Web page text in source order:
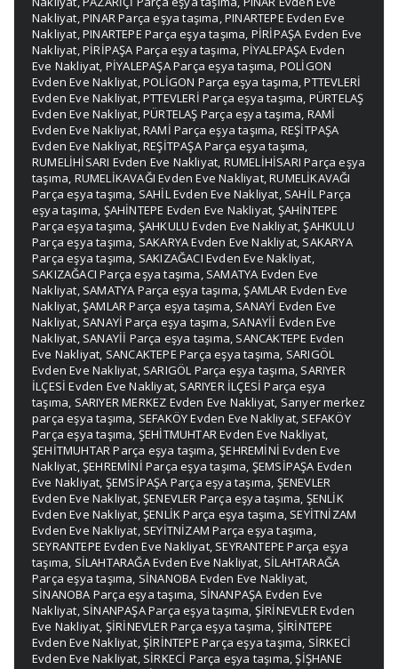
Nakliyat,PINAR Parça eşya taşıma,PINARTEPE Evden Eve
Nakliyat,PINARTEPE Parça eşya taşıma, PİRİPAŞA Evden Eve
Nakliyat,PİRİPAŞA Parça eşya taşıma, PİYALEPAŞA Evden
Eve Nakliyat, PİYALEPAŞA Parça eşya taşıma, POLİGON
Evden Eve Nakliyat,POLİGON Parça eşya taşıma,PTTEVLERİ
Evden Eve Nakliyat,PTTEVLERİ Parça eşya taşıma, PÜRTELAŞ
Evden Eve Nakliyat,PÜRTELAŞ Parça eşya taşıma, RAMİ
Evden Eve Nakliyat,RAMİ Parça eşya taşıma, REŞİTPAŞA
Evden Eve Nakliyat,REŞİTPAŞA Parça eşya taşıma,
RUMELİHİSARI Evden Eve Nakliyat, RUMELİHİSARI Parça eşya
taşıma, RUMELİKAVAĞI Evden Eve Nakliyat,RUMELİKAVAĞI
Parça eşya taşıma, SAHİL Evden Eve Nakliyat, SAHİL Parça
eşya taşıma, ŞAHİNTEPE Evden Eve Nakliyat, ŞAHİNTEPE
Parça eşya taşıma, ŞAHKULU Evden Eve Nakliyat,ŞAHKULU
Parça eşya taşıma, SAKARYA Evden Eve Nakliyat, SAKARYA
Parça eşya taşıma, SAKIZAĞACI Evden Eve Nakliyat,
SAKIZAĞACI Parça eşya taşıma, SAMATYA Evden Eve
Nakliyat, SAMATYA Parça eşya taşıma,ŞAMLAR Evden Eve
Nakliyat,ŞAMLAR Parça eşya taşıma, SANAYİ Evden Eve
Nakliyat, SANAYİ Parça eşya taşıma, SANAYİİ Evden Eve
Nakliyat, SANAYİİ Parça eşya taşıma, SANCAKTEPE Evden
Eve Nakliyat, SANCAKTEPE Parça eşya taşıma, SARIGÖL
Evden Eve Nakliyat, SARIGÖL Parça eşya taşıma, SARIYER
İLÇESİ Evden Eve Nakliyat, SARIYER İLÇESİ Parça eşya
taşıma, SARIYER MERKEZ Evden Eve Nakliyat, Sarıyer merkez
parça eşya taşıma, SEFAKÖY Evden Eve Nakliyat, SEFAKÖY
Parça eşya taşıma, ŞEHİTMUHTAR Evden Eve Nakliyat,
ŞEHİTMUHTAR Parça eşya taşıma,ŞEHREMİNİ Evden Eve
Nakliyat,ŞEHREMİNİ Parça eşya taşıma, ŞEMSİPAŞA Evden
Eve Nakliyat, ŞEMSİPAŞA Parça eşya taşıma, ŞENEVLER
Evden Eve Nakliyat,ŞENEVLER Parça eşya taşıma, ŞENLİK
Evden Eve Nakliyat,ŞENLİK Parça eşya taşıma, SEYİTNİZAM
Evden Eve Nakliyat, SEYİTNİZAM Parça eşya taşıma,
SEYRANTEPE Evden Eve Nakliyat, SEYRANTEPE Parça eşya
taşıma, SİLAHTARAĞA Evden Eve Nakliyat, SİLAHTARAĞA
Parça eşya taşıma, SİNANOBA Evden Eve Nakliyat,
SİNANOBA Parça eşya taşıma, SİNANPAŞA Evden Eve
Nakliyat, SİNANPAŞA Parça eşya taşıma, ŞİRİNEVLER Evden
Eve Nakliyat, ŞİRİNEVLER Parça eşya taşıma, ŞİRİNTEPE
Evden Eve Nakliyat,ŞİRİNTEPE Parça eşya taşıma, SİRKECİ
Evden Eve Nakliyat, SİRKECİ Parça eşya taşıma,ŞİŞHANE